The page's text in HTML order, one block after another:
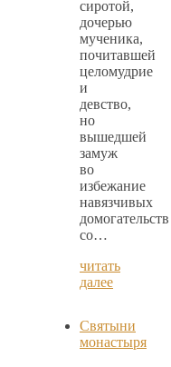
сиротой,
дочерью
мученика,
почитавшей
целомудрие
и
девство,
но
вышедшей
замуж
во
избежание
навязчивых
домогательств
со…
читать
далее
Святыни
монастыря